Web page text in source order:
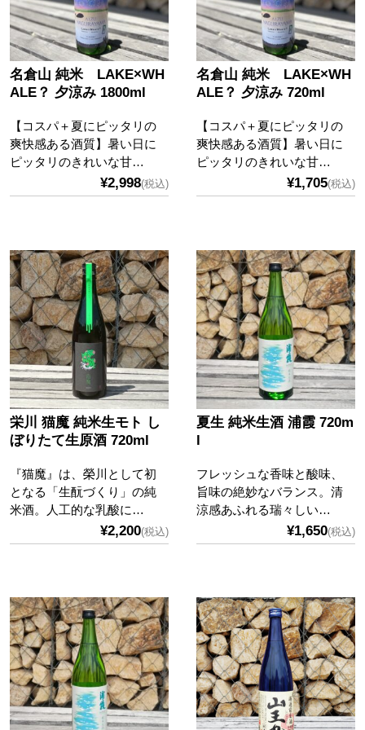
名倉山 純米 LAKE×WH
ALE？ 夕涼み 1800ml
【コスパ＋夏にピッタリの
爽快感ある酒質】暑い日に
ピッタリのきれいな甘…
¥2,998(税込)
名倉山 純米 LAKE×WH
ALE？ 夕涼み 720ml
【コスパ＋夏にピッタリの
爽快感ある酒質】暑い日に
ピッタリのきれいな甘…
¥1,705(税込)
栄川 猫魔 純米生モト し
ぼりたて生原酒 720ml
『猫魔』は、榮川として初
となる「生酛づくり」の純
米酒。人工的な乳酸に…
¥2,200(税込)
夏生 純米生酒 浦霞 720m
l
フレッシュな香味と酸味、
旨味の絶妙なバランス。清
涼感あふれる瑞々しい…
¥1,650(税込)